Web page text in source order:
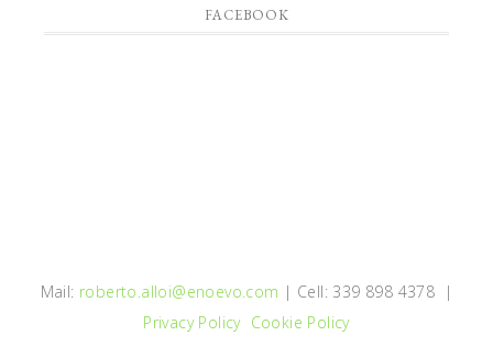
FACEBOOK
Mail: roberto.alloi@enoevo.com | Cell: 339 898 4378 |
Privacy Policy Cookie Policy